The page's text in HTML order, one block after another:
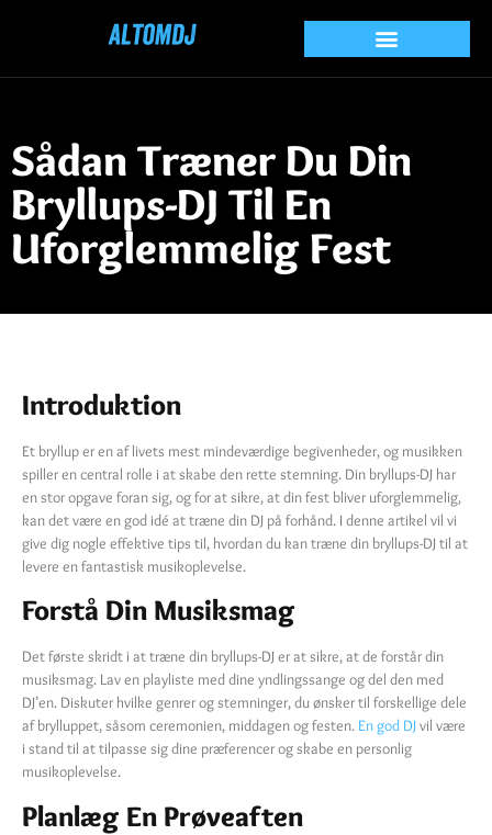
Sådan Træner Du Din
Bryllups-DJ Til En
Uforglemmelig Fest
Introduktion
Et bryllup er en af livets mest mindeværdige begivenheder, og musikken
spiller en central rolle i at skabe den rette stemning. Din bryllups-DJ har
en stor opgave foran sig, og for at sikre, at din fest bliver uforglemmelig,
kan det være en god idé at træne din DJ på forhånd. I denne artikel vil vi
give dig nogle effektive tips til, hvordan du kan træne din bryllups-DJ til at
levere en fantastisk musikoplevelse.
Forstå Din Musiksmag
Det første skridt i at træne din bryllups-DJ er at sikre, at de forstår din
musiksmag. Lav en playliste med dine yndlingssange og del den med
DJ’en. Diskuter hvilke genrer og stemninger, du ønsker til forskellige dele
af brylluppet, såsom ceremonien, middagen og festen. En god DJvil være
i stand til at tilpasse sig dine præferencer og skabe en personlig
musikoplevelse.
Planlæg En Prøveaften